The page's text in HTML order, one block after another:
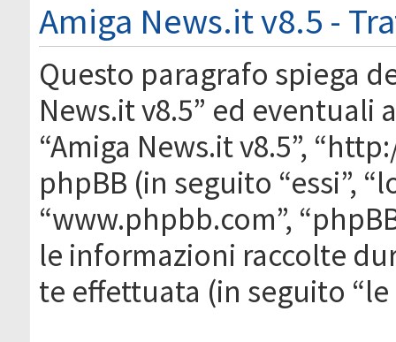
Amiga News.it v8.5 -
Questo paragrafo spiega
News.it v8.5” ed eventuali
“Amiga News.it v8.5”,
phpBB (in seguito “essi”,
“www.phpbb.com”,
le informazioni raccolte
te effettuata (in seguito